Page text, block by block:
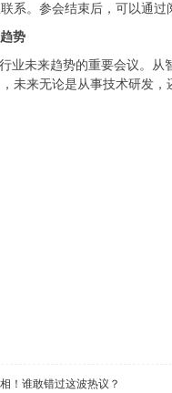
系。参会结束后，可以通
势
业未来趋势的重要会议。
未来无论是从事技术研发
！谁敢错过这波热议？